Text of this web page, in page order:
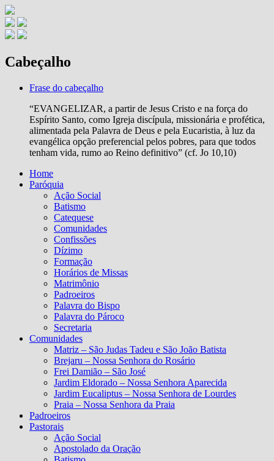
Cabeçalho
Frase do cabeçalho
“EVANGELIZAR, a partir de Jesus Cristo e na força do
Espírito Santo, como Igreja discípula, missionária e profética,
alimentada pela Palavra de Deus e pela Eucaristia, à luz da
evangélica opção preferencial pelos pobres, para que todos
tenham vida, rumo ao Reino definitivo” (cf. Jo 10,10)
Home
Paróquia
Ação Social
Batismo
Catequese
Comunidades
Confissões
Dízimo
Formação
Horários de Missas
Matrimônio
Padroeiros
Palavra do Bispo
Palavra do Pároco
Secretaria
Comunidades
Matriz – São Judas Tadeu e São João Batista
Brejaru – Nossa Senhora do Rosário
Frei Damião – São José
Jardim Eldorado – Nossa Senhora Aparecida
Jardim Eucaliptus – Nossa Senhora de Lourdes
Praia – Nossa Senhora da Praia
Padroeiros
Pastorais
Ação Social
Apostolado da Oração